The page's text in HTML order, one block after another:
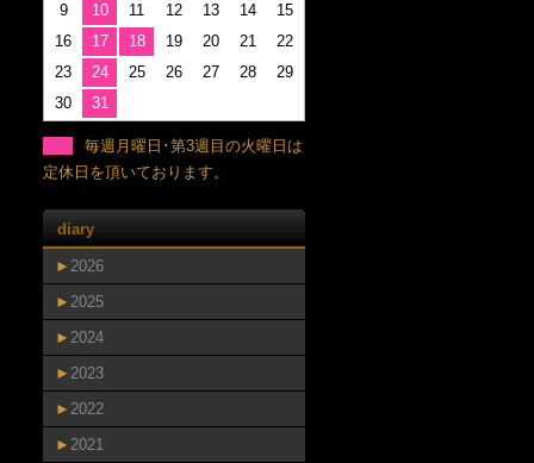
9
10 11 12 13 14
15
16
17 18 19 20 21
22
23
24 25 26 27 28
29
30
31
毎週月曜日･第3週目の火曜日は
定休日を頂いております。
diary
► 2026
► 2025
► 2024
► 2023
► 2022
► 2021